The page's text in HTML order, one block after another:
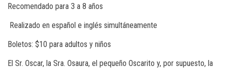
Recomendado para 3 a 8 años
Realizado en español e inglés simultáneamente
Boletos: $10 para adultos y niños
El Sr. Oscar, la Sra. Osaura, el pequeño Oscarito y, por supuesto, la